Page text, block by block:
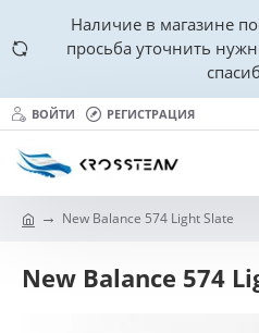
Наличие в магазине
просьба уточнить
ВОЙТИ РЕГИСТРАЦИЯ
New Balance 574 Light Slate
New Balance 574